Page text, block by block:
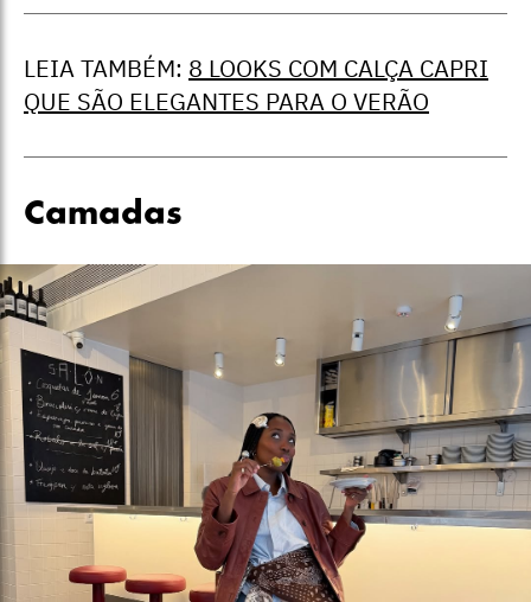
LEIA TAMBÉM: 8 LOOKS COM CALÇA CAPRI
QUE SÃO ELEGANTES PARA O VERÃO
Camadas